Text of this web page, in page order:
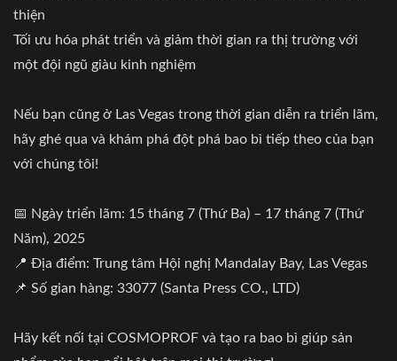
thiện
Tối ưu hóa phát triển và giảm thời gian ra thị trường với
một đội ngũ giàu kinh nghiệm
Nếu bạn cũng ở Las Vegas trong thời gian diễn ra triển lãm,
hãy ghé qua và khám phá đột phá bao bì tiếp theo của bạn
với chúng tôi!
📅 Ngày triển lãm: 15 tháng 7 (Thứ Ba) – 17 tháng 7 (Thứ
Năm), 2025
📍 Địa điểm: Trung tâm Hội nghị Mandalay Bay, Las Vegas
📌 Số gian hàng: 33077 (Santa Press CO., LTD)
Hãy kết nối tại COSMOPROF và tạo ra bao bì giúp sản